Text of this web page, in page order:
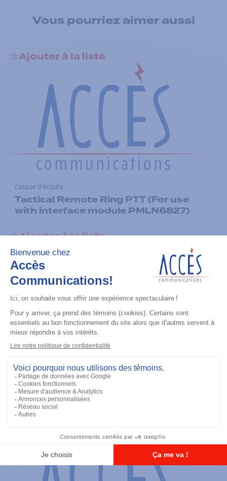
Vous pourriez aimer aussi
Ajouter à la liste
Casque d'écoute
Tactical Remote Ring PTT (For use
with interface module PMLN6827)
Ajouter à la liste
Casque d'écoute
Tactical Remote Body PTT (For use
with interface module PMLN6827)
Ajouter à la liste